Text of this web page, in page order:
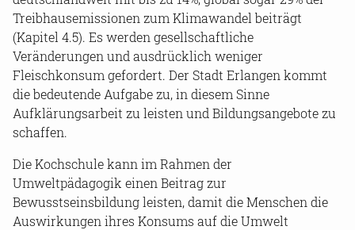
Treibhausemissionen zum Klimawandel beiträgt
(Kapitel 4.5). Es werden gesellschaftliche
Veränderungen und ausdrücklich weniger
Fleischkonsum gefordert. Der Stadt Erlangen kommt
die bedeutende Aufgabe zu, in diesem Sinne
Aufklärungsarbeit zu leisten und Bildungsangebote zu
schaffen.
Die Kochschule kann im Rahmen der
Umweltpädagogik einen Beitrag zur
Bewusstseinsbildung leisten, damit die Menschen die
Auswirkungen ihres Konsums auf die Umwelt